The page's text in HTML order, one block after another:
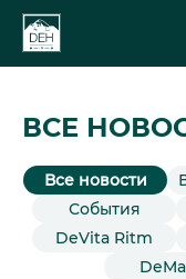
ВСЕ
Все новости
События
DeVita Ritm